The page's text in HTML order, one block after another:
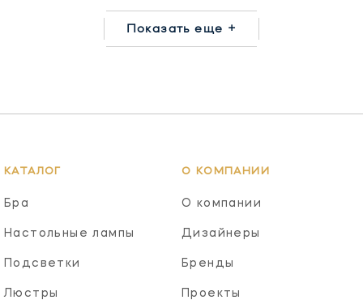
Показать еще +
КАТАЛОГ
Бра
Настольные лампы
Подсветки
Люстры
О КОМПАНИИ
О компании
Дизайнеры
Бренды
Проекты